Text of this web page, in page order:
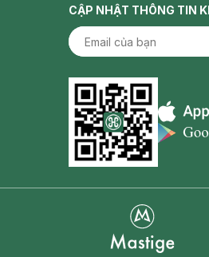
CẬP NHẬT THÔNG TIN